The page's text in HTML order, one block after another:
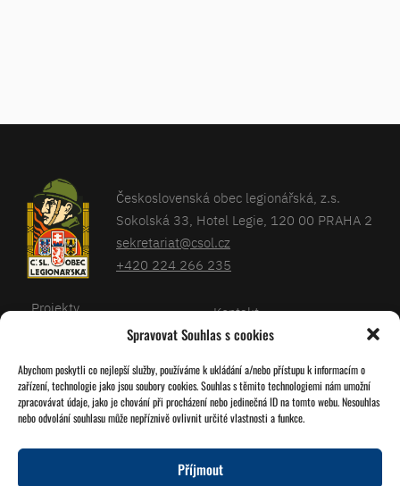
Spravovat Souhlas s cookies
Abychom poskytli co nejlepší služby, používáme k ukládání a/nebo přístupu k informacím o
zařízení, technologie jako jsou soubory cookies. Souhlas s těmito technologiemi nám umožní
zpracovávat údaje, jako je chování při procházení nebo jedinečná ID na tomto webu. Nesouhlas
nebo odvolání souhlasu může nepříznivě ovlivnit určité vlastnosti a funkce.
Příjmout
Československá obec legionářská, z.s.
Sokolská 33, Hotel Legie, 120 00 PRAHA 2
sekretariat@csol.cz
+420 224 266 235
Projekty
Kalendář
O nás
Kontakt
Databáze legionářů
Pro členy
Zásady cookies